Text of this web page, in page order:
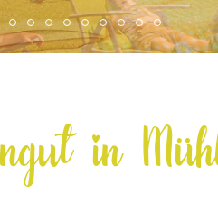
Erlebnisbauernhof
Salzburg
Ferienwohnung1
Erlebnisbauernhof
Ferienwohnung2
Erlebnisbauernhof
Ferienwohnung2
in